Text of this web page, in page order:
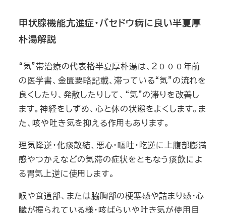
甲状腺機能亢進症・バセドウ病に良い半夏厚
朴湯解説
“気”帯治療の代表格半夏厚朴湯は、２０００年前
の医学書、金匱要略記載、滞っている“気”の流れを
良くしたり、発散したりして、“気”の滞りを改善し
ます。神経をしずめ、心と体の状態をよくします。ま
た、咳や吐き気を抑える作用もあります。
理気降逆・化痰散結、悪心・嘔吐・吃逆に上腹部膨満
感やつかえなどの気滞の症状をともなう痰飲によ
る胃気上逆に使用します。
喉や食道部、または脇胸部の梗塞感や詰まり感・心
臓が握られている様・咳ばらいや吐き気が使用目